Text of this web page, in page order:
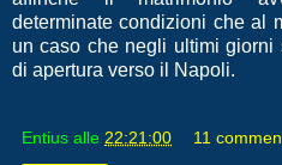
determinate condizioni che al
un caso che negli ultimi
di apertura verso il Napoli.
Entius alle 22:21:00 11